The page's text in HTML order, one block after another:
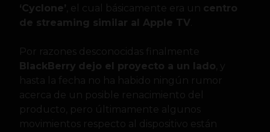
‘Cyclone’ , el cual básicamente era un centro
de streaming similar al Apple TV
Por razones desconocidas finalmente
BlackBerry dejo el proyecto a un lado , y
hasta la fecha no ha habido ningún rumor
acerca de un posible renacimiento del
producto, pero últimamente algunos
movimientos respecto al dispositivo están